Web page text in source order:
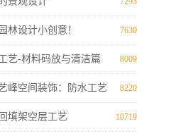
林设计小创意！ 7630
艺-材料码放与清洁篇 8009
峰空间装饰：防水工艺 8220
填架空层工艺 10719